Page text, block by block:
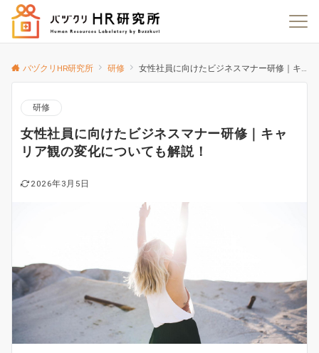
バヅクリHR研究所 研修 女性社員に向けたビジネスマナー研修｜キャリア観の変化についても解説！
研修
女性社員に向けたビジネスマナー研修｜キャ
リア観の変化についても解説！
2026年3月5日